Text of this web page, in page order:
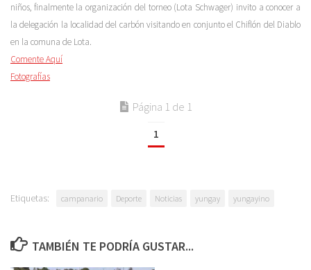
niños, finalmente la organización del torneo (Lota Schwager) invito a conocer a
la delegación la localidad del carbón visitando en conjunto el Chiflón del Diablo
en la comuna de Lota.
Comente Aquí
Fotografías
Página 1 de 1
1
Etiquetas: campanario Deporte Noticias yungay yungayino
TAMBIÉN TE PODRÍA GUSTAR...